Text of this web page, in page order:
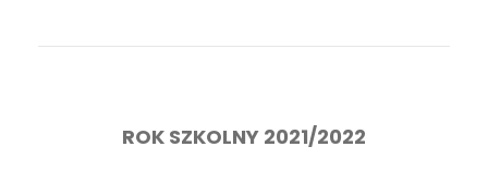
ROK SZKOLNY 2021/2022